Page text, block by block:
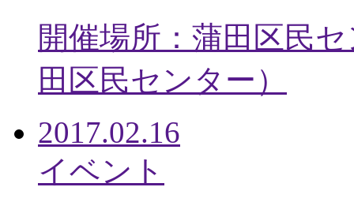
開催場所：蒲田区民
田区民センター ）
2017.02.16
イベント